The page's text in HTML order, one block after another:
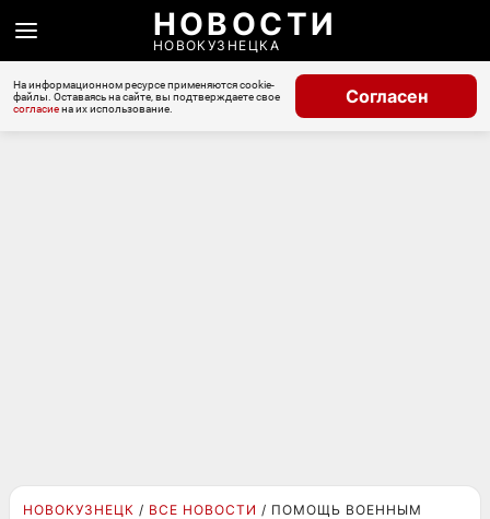
НОВОСТИ
НОВОКУЗНЕЦКА
На информационном ресурсе применяются cookie-
файлы. Оставаясь на сайте, вы подтверждаете свое
согласиена их использование.
Согласен
НОВОКУЗНЕЦК ВСЕ НОВОСТИ ПОМОЩЬ ВОЕННЫМ